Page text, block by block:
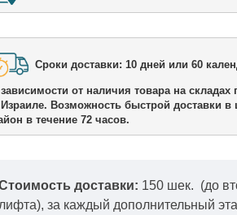
Сроки доставки: 10 дней или 60
от наличия товара на складах
Возможность быстрой доставки в
в течение 72 часов.
доставки: 150 шек. (до
лифта), за каждый дополнительный